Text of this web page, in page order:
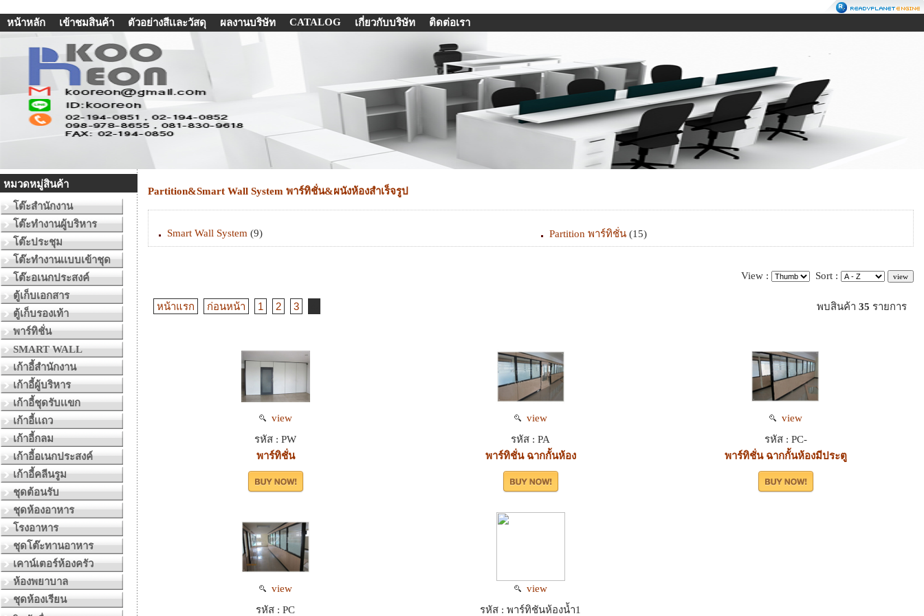
หน้าหลัก เข้าชมสินค้า ตัวอย่างสีเเละวัสดุ ผลงานบริษัท CATALOG เกี่ยวกับบริษัท ติดต่อเรา
หมวดหมู่สินค้า
โต๊ะสำนักงาน
โต๊ะทำงานผู้บริหาร
โต๊ะประชุม
โต๊ะทำงานเเบบเข้าชุด
โต๊ะอเนกประสงค์
ตู้เก็บเอกสาร
ตู้เก็บรองเท้า
พาร์ทิชั่น
SMART WALL
เก้าอี้สำนักงาน
เก้าอี้ผู้บริหาร
เก้าอี้ชุดรับเเขก
เก้าอี้เเถว
เก้าอี้กลม
เก้าอี้อเนกประสงค์
เก้าอี้คลีนรูม
ชุดต้อนรับ
ชุดห้องอาหาร
โรงอาหาร
ชุดโต๊ะทานอาหาร
เคาน์เตอร์ห้องครัว
ห้องพยาบาล
ชุดห้องเรียน
Partition&Smart Wall System พาร์ทิชั่น&ผนังห้องสำเร็จรูป
Smart Wall System (9) Partition พาร์ทิชั่น (15)
View : Sort :
หน้าแรก ก่อนหน้า 1 2 3 พบสินค้า 35 รายการ
view
รหัส : PW
พาร์ทิชั่น
view
รหัส : PA
พาร์ทิชั่น ฉากกั้นห้อง
view
รหัส : PC-
พาร์ทิชั่น ฉากกั้นห้องมีประตู
view
รหัส : PC
view
รหัส : พาร์ทิชันห้องน้ำ1